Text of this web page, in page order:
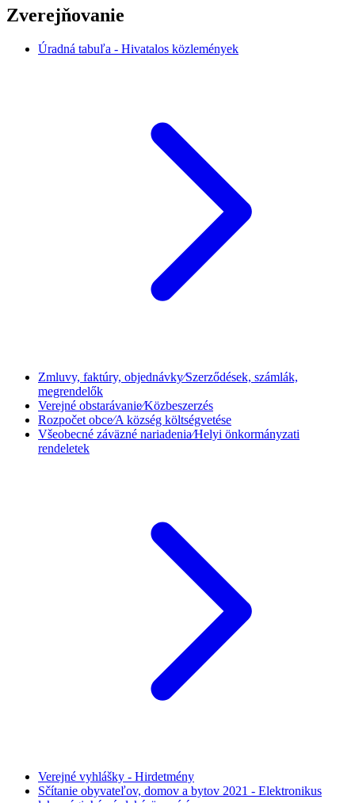
Zverejňovanie
Úradná tabuľa - Hivatalos közlemények
Zmluvy, faktúry, objednávky⁄Szerződések, számlák,
megrendelők
Verejné obstarávanie⁄Közbeszerzés
Rozpočet obce⁄A község költségvetése
Všeobecné záväzné nariadenia⁄Helyi önkormányzati
rendeletek
Verejné vyhlášky - Hirdetmény
Sčítanie obyvateľov, domov a bytov 2021 - Elektronikus